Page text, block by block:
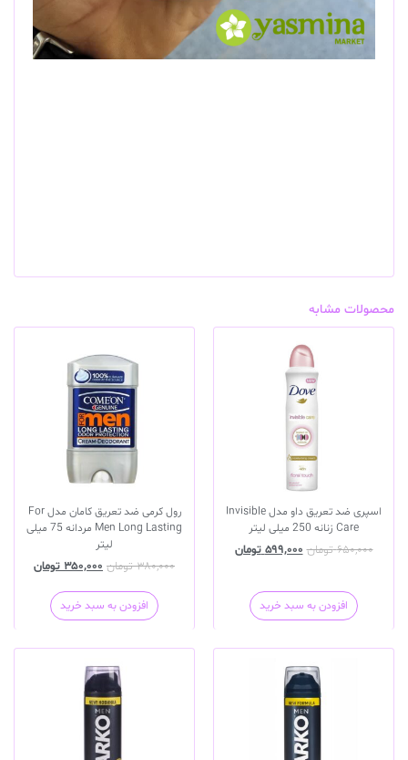
محصولات مشابه
اسپری ضد تعریق داو مدل Invisible
Care زنانه 250 میلی لیتر
۶۵۰,۰۰۰ تومان ۵۹۹,۰۰۰ تومان
افزودن به سبد خرید
رول کرمی ضد تعریق کامان مدل For
Men Long Lasting مردانه 75 میلی
لیتر
۳۸۰,۰۰۰ تومان ۳۵۰,۰۰۰ تومان
افزودن به سبد خرید